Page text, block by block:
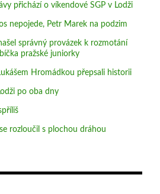
přichází o víkendové SGP v Lodži
nepojede, Petr Marek na podzim
správný provázek k rozmotání
pražské juniorky
Hromádkou přepsali historii
po oba dny
rozloučil s plochou dráhou